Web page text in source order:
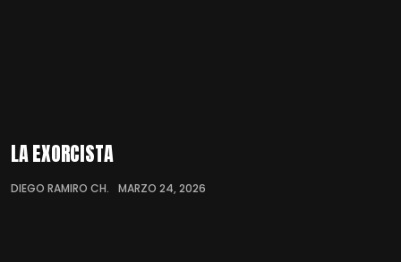
LA EXORCISTA
DIEGO RAMIRO CH. MARZO 24, 2026